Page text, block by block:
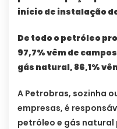
início de instalação
De todo o petróleo
97,7% vêm de
gás natural, 86,1%
A Petrobras, sozinha
empresas, é
petróleo e gás natural